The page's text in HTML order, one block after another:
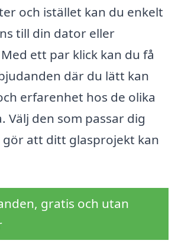
och istället kan du enkelt
till din dator eller
ett par klick kan du få
där du lätt kan
erfarenhet hos de olika
Välj den som passar dig
gör att ditt glasprojekt kan
gratis och utan